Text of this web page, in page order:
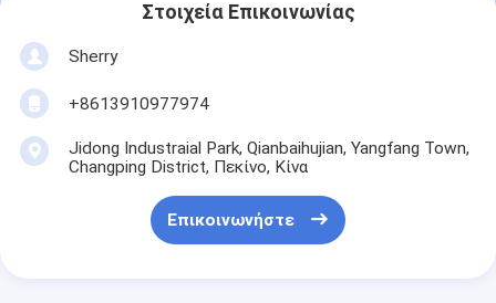
Στοιχεία Επικοινωνίας
Sherry
+8613910977974
Jidong Industraial Park, Qianbaihujian, Yangfang Town,
Changping District, Πεκίνο, Κίνα
Επικοινωνήστε